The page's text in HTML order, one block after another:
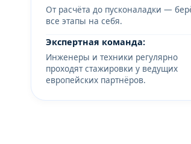
От расчёта до пусконаладки —
все этапы на себя.
Экспертная команда:
Инженеры и техники регулярно
проходят стажировки у ведущих
европейских партнёров.